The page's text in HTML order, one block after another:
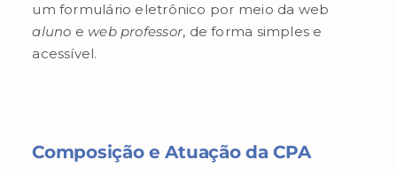
um formulário eletrônico por meio da web
aluno e web professor, de forma simples e
acessível.
Composição e Atuação da CPA